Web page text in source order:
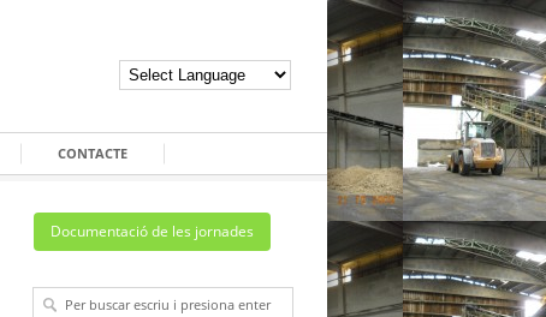
CONTACTE
Documentació de les jornades